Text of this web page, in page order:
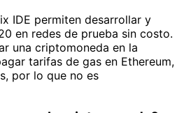
IDE permiten desarrollar y
en redes de prueba sin costo.
una criptomoneda en la
tarifas de gas en Ethereum,
por lo que no es